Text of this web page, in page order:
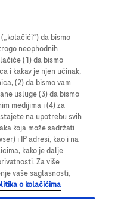
da bismo
neophodnih
(1) da bismo
i kakav je njen učinak,
(2) da bismo vam
usluge (3) da bismo
medijima i (4) za
na upotrebu svih
koja može sadržati
i IP adresi, kao i na
kako je dalje
Za više
vaše saglasnosti,
o kolačićima